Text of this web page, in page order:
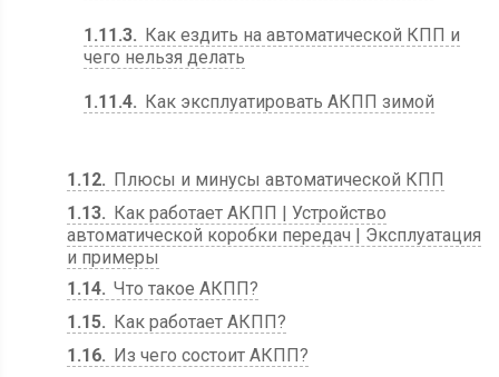
1.11.3
Как ездить на автоматической КПП и
чего нельзя делать
1.11.4 Как эксплуатировать АКПП зимой
1.12
Плюсы и минусы автоматической КПП
1.13
Как работает АКПП | Устройство
автоматической коробки передач | Эксплуатация
и примеры
1.14 Что такое АКПП?
1.15
Как работает АКПП?
1.16
Из чего состоит АКПП?